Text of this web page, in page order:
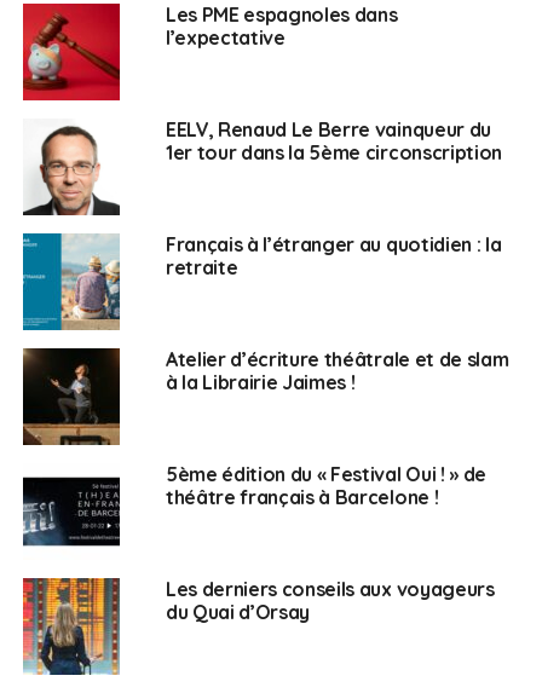
SUJETS ASSOCIÉS: CERTIFICATS DE VIE ESPAGNE RETRAITE
Les PME espagnoles dans
l’expectative
EELV, Renaud Le Berre vainqueur du
1er tour dans la 5ème circonscription
Français à l’étranger au quotidien : la
retraite
Atelier d’écriture théâtrale et de slam
à la Librairie Jaimes !
5ème édition du « Festival Oui ! » de
théâtre français à Barcelone !
Les derniers conseils aux voyageurs
du Quai d’Orsay